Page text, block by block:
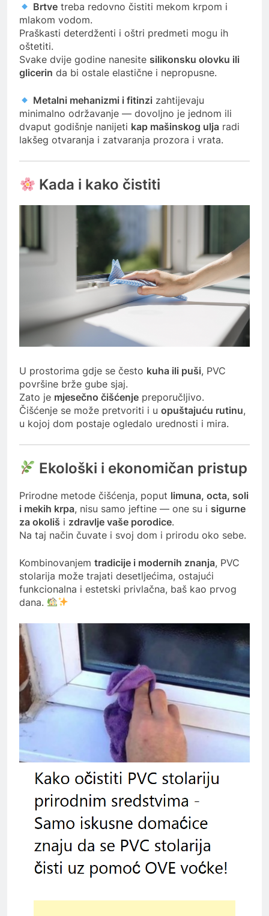
Brtve treba redovno čistiti mekom krpom i
mlakom vodom.
Praškasti deterdženti i oštri predmeti mogu ih
oštetiti.
Svake dvije godine nanesite silikonsku olovku ili
glicerin da bi ostale elastične i nepropusne.
Metalni mehanizmi i fitinzi zahtijevaju
minimalno održavanje — dovoljno je jednom ili
dvaput godišnje nanijeti kap mašinskog ulja radi
lakšeg otvaranja i zatvaranja prozora i vrata.
Kada i kako čistiti
U prostorima gdje se često kuha ili puši, PVC
površine brže gube sjaj.
Zato je mjesečno čišćenje preporučljivo.
Čišćenje se može pretvoriti i u opuštajuću rutinu,
u kojoj dom postaje ogledalo urednosti i mira.
Ekološki i ekonomičan pristup
Prirodne metode čišćenja, poput limuna, octa, soli
i mekih krpa, nisu samo jeftine — one su i sigurne
za okoliš i zdravlje vaše porodice.
Na taj način čuvate i svoj dom i prirodu oko sebe.
Kombinovanjem tradicije i modernih znanja, PVC
stolarija može trajati desetljećima, ostajući
funkcionalna i estetski privlačna, baš kao prvog
dana.